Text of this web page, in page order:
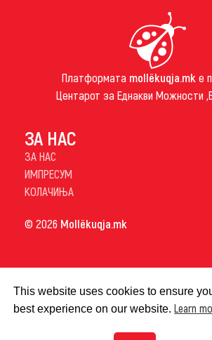
Платформата mollëkuqja.mk е
Центарот за Еднакви Можности
ЗА НАС
ЗА НАС
ИМПРЕСУМ
КОЛАЧИЊА
© 2026 Mollëkuqja.mk
This website uses cookies to ensure
best experience on our website. Learn